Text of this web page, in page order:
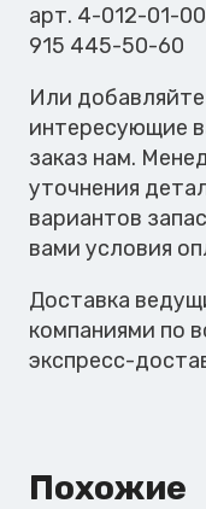
арт. 4-012-01-
915 445-50-60
Или
интересующие
заказ нам.
уточнения
вариантов
вами условия
Доставка
компаниями по
экспресс-
Похожие